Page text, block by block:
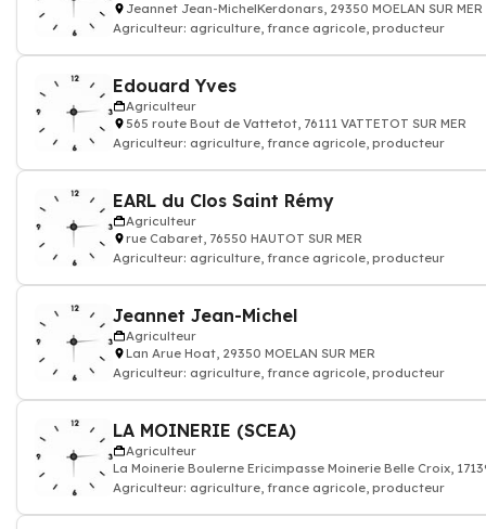
Jeannet Jean-MichelKerdonars, 29350 MOELAN SUR MER
Agriculteur: agriculture, france agricole, producteur
Edouard Yves
Agriculteur
565 route Bout de Vattetot, 76111 VATTETOT SUR MER
Agriculteur: agriculture, france agricole, producteur
EARL du Clos Saint Rémy
Agriculteur
rue Cabaret, 76550 HAUTOT SUR MER
Agriculteur: agriculture, france agricole, producteur
Jeannet Jean-Michel
Agriculteur
Lan Arue Hoat, 29350 MOELAN SUR MER
Agriculteur: agriculture, france agricole, producteur
LA MOINERIE (SCEA)
Agriculteur
La Moinerie Boulerne Ericimpasse Moinerie Belle Croix,
Agriculteur: agriculture, france agricole, producteur